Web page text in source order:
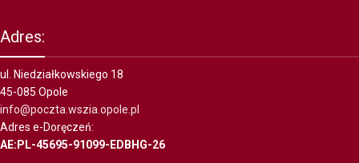
Adres:
ul. Niedziałkowskiego 18
45-085 Opole
info@poczta.wszia.opole.pl
Adres e-Doręczeń:
AE:PL-45695-91099-EDBHG-26